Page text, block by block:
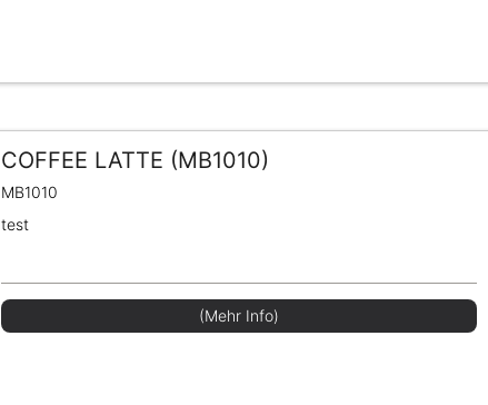
COFFEE LATTE (MB1010)
MB1010
test
(Mehr Info)